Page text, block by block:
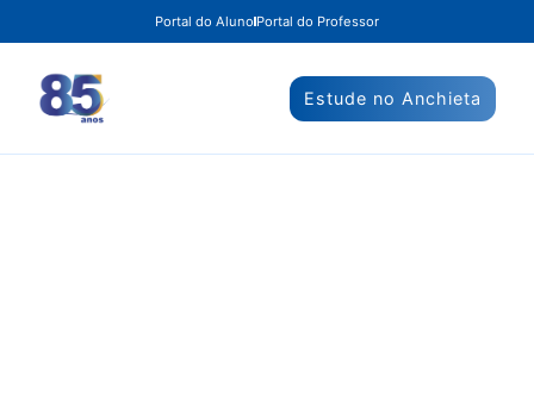
Portal do Aluno Portal do Professor
Estude no Anchieta